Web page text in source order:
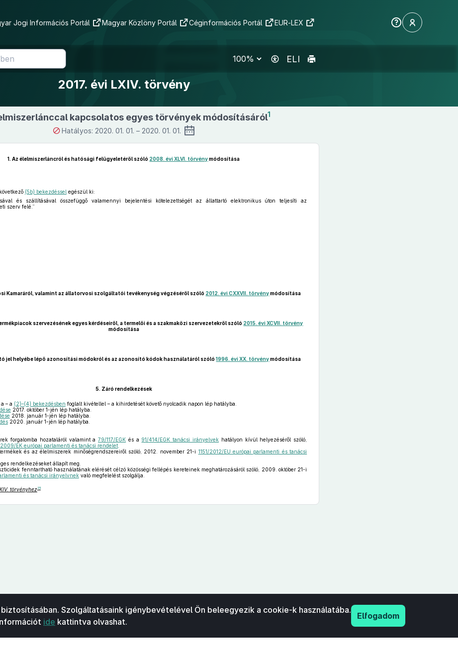
Jogi Információs Portál Magyar Közlöny Portál Céginformációs Portál EUR-LEX
ELI
2017. évi LXIV. törvény
kapcsolatos egyes törvények módosításáról1
Hatályos: 2020. 01. 01. – 2020. 01. 01.
1. Az élelmiszerláncról és hatósági felügyeletéről szóló 2008. évi XLVI. törvénymódosítása
(5b) bekezdéssel egészül ki:
és szállításával összefüggő valamennyi bejelentési kötelezettségét az állattartó elektronikus úton teljesíti az
szerv felé.”
Kamaráról, valamint az állatorvosi szolgáltatói tevékenység végzéséről szóló 2012. évi CXXVII. törvénymódosítása
szervezésének egyes kérdéseiről, a termelői és a szakmaközi szervezetekről szóló 2015. évi XCVII. törvény
módosítása
jel helyébe lépő azonosítási módokról és az azonosító kódok használatáról szóló1996. évi XX. törvénymódosítása
5. Záró rendelkezések
– a (2)–(4) bekezdésben foglalt kivétellel – a kihirdetését követő nyolcadik napon lép hatályba.
2017. október 1-jén lép hatályba.
2018. január 1-jén lép hatályba.
2020. január 1-jén lép hatályba.
forgalomba hozataláról valamint a79/117/EGK és a 91/414/EGK tanácsi irányelvek hatályon kívül helyezéséről szóló,
2009/EK európai parlamenti és tanácsi rendelet,
és az élelmiszerek minőségrendszereiről szóló, 2012. november 21-i 1151/2012/EU európai parlamenti és tanácsi
rendelkezéseket állapít meg.
fenntartható használatának elérését célzó közösségi fellépés kereteinek meghatározásáról szóló, 2009. október 21-i
és tanácsi irányelvnekvaló megfelelést szolgálja.
törvényhez15
Szolgáltatásaink igénybevételével Ön beleegyezik a cookie-k használatába.
ide kattintva olvashat.
Elfogadom